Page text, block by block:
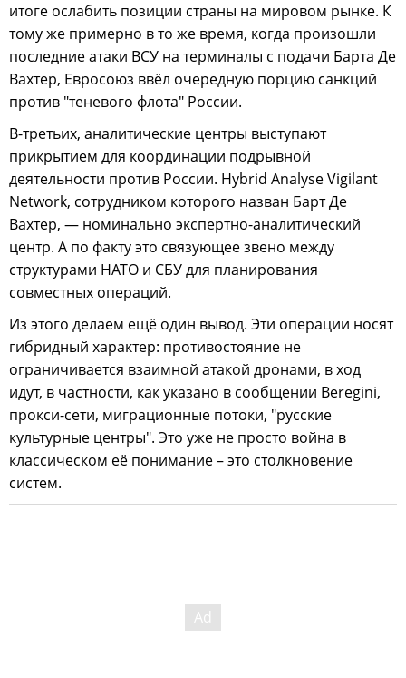
итоге ослабить позиции страны на мировом рынке. К
тому же примерно в то же время, когда произошли
последние атаки ВСУ на терминалы с подачи Барта Де
Вахтер, Евросоюз ввёл очередную порцию санкций
против "теневого флота" России.
В-третьих, аналитические центры выступают
прикрытием для координации подрывной
деятельности против России. Hybrid Analyse Vigilant
Network, сотрудником которого назван Барт Де
Вахтер, — номинально экспертно-аналитический
центр. А по факту это связующее звено между
структурами НАТО и СБУ для планирования
совместных операций.
Из этого делаем ещё один вывод. Эти операции носят
гибридный характер: противостояние не
ограничивается взаимной атакой дронами, в ход
идут, в частности, как указано в сообщении Beregini,
прокси-сети, миграционные потоки, "русские
культурные центры". Это уже не просто война в
классическом её понимание – это столкновение
систем.